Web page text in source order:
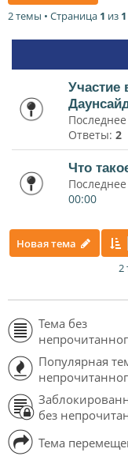
2 темы • Страница 1 из 1
Участие
Ответы: 2
Что
00:00
Новая тема
2
Тема без
Популярная
без
Тема